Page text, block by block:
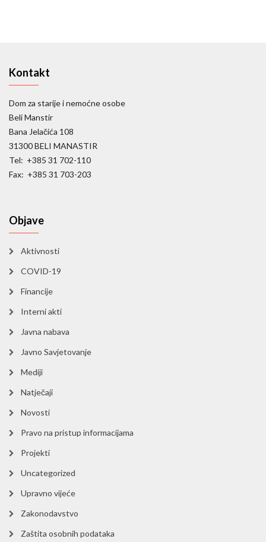
Kontakt
Dom za starije i nemoćne osobe
Beli Manstir
Bana Jelačića 108
31300 BELI MANASTIR
Tel: +385 31 702-110
Fax: +385 31 703-203
Objave
Aktivnosti
COVID-19
Financije
Interni akti
Javna nabava
Javno Savjetovanje
Mediji
Natječaji
Novosti
Pravo na pristup informacijama
Projekti
Uncategorized
Upravno vijeće
Zakonodavstvo
Zaštita osobnih podataka